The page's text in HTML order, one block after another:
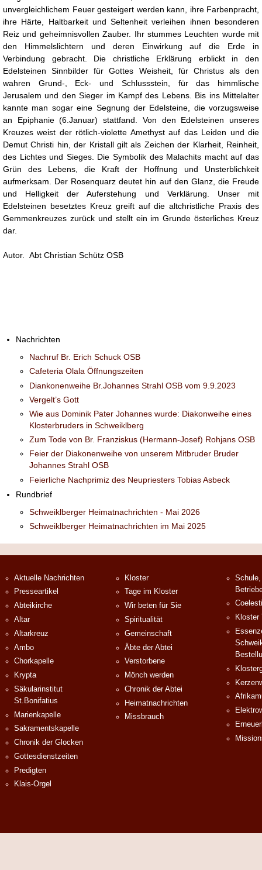
unvergleichlichem Feuer gesteigert werden kann, ihre Farbenpracht,
ihre Härte, Haltbarkeit und Seltenheit verleihen ihnen besonderen
Reiz und geheimnisvollen Zauber. Ihr stummes Leuchten wurde mit
den Himmelslichtern und deren Einwirkung auf die Erde in
Verbindung gebracht. Die christliche Erklärung erblickt in den
Edelsteinen Sinnbilder für Gottes Weisheit, für Christus als den
wahren Grund-, Eck- und Schlussstein, für das himmlische
Jerusalem und den Sieger im Kampf des Lebens. Bis ins Mittelalter
kannte man sogar eine Segnung der Edelsteine, die vorzugsweise
an Epiphanie (6.Januar) stattfand. Von den Edelsteinen unseres
Kreuzes weist der rötlich-violette Amethyst auf das Leiden und die
Demut Christi hin, der Kristall gilt als Zeichen der Klarheit, Reinheit,
des Lichtes und Sieges. Die Symbolik des Malachits macht auf das
Grün des Lebens, die Kraft der Hoffnung und Unsterblichkeit
aufmerksam. Der Rosenquarz deutet hin auf den Glanz, die Freude
und Helligkeit der Auferstehung und Verklärung. Unser mit
Edelsteinen besetztes Kreuz greift auf die altchristliche Praxis des
Gemmenkreuzes zurück und stellt ein im Grunde österliches Kreuz
dar.
Autor. Abt Christian Schütz OSB
Nachrichten
Nachruf Br. Erich Schuck OSB
Cafeteria Olala Öffnungszeiten
Diankonenweihe Br.Johannes Strahl OSB vom 9.9.2023
Vergelt’s Gott
Wie aus Dominik Pater Johannes wurde: Diakonweihe eines
Klosterbruders in Schweiklberg
Zum Tode von Br. Franziskus (Hermann-Josef) Rohjans OSB
Feier der Diakonenweihe von unserem Mitbruder Bruder
Johannes Strahl OSB
Feierliche Nachprimiz des Neupriesters Tobias Asbeck
Rundbrief
Schweiklberger Heimatnachrichten - Mai 2026
Schweiklberger Heimatnachrichten im Mai 2025
Aktuelle Nachrichten
Presseartikel
Abteikirche
Altar
Altarkreuz
Ambo
Chorkapelle
Krypta
Säkularinstitut
St.Bonifatius
Marienkapelle
Sakramentskapelle
Chronik der Glocken
Gottesdienstzeiten
Predigten
Klais-Orgel
Kloster
Tage im Kloster
Wir beten für Sie
Spiritualität
Gemeinschaft
Äbte der Abtei
Verstorbene
Mönch werden
Chronik der Abtei
Heimatnachrichten
Missbrauch
Kloster